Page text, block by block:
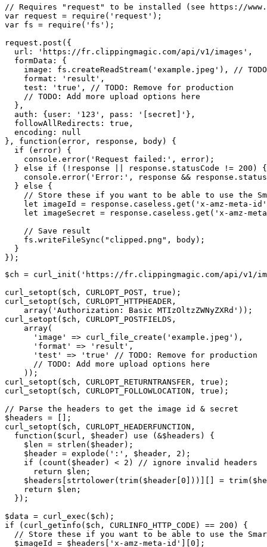
// Requires "request" to be installed (see https://
var request = require('request');
var fs = require('fs');
request.post({
  url: 'https://fr.clippingmagic.com/api/v1/images',
  formData: {
image: fs.createReadStream('example.jpeg'), //
    format: 'result',
    test: 'true', // TODO: Remove for production
    // TODO: Add more upload options here
  },
  auth: {user: '123', pass: '[secret]'},
  followAllRedirects: true,
  encoding: null
}, function(error, response, body) {
  if (error) {
    console.error('Request failed:', error);
  } else if (!response || response.statusCode != 200) {
console.error('Error:', response &&
  } else {
// Store these if you want to be able to use the
let imageId = response.caseless.get('x-amz-meta-
let imageSecret = response.caseless.get('x-amz-
    // Save result
    fs.writeFileSync("clipped.png", body);
  }
$ch = curl_init('https://fr.clippingmagic.com/api/v1/
curl_setopt($ch, CURLOPT_POST, true);
curl_setopt($ch, CURLOPT_HTTPHEADER,
    array('Authorization: Basic MTIzOltzZWNyZXRd'));
curl_setopt($ch, CURLOPT_POSTFIELDS,
    array(
      'image' => curl_file_create('example.jpeg'),
      'format' => 'result',
      'test' => 'true' // TODO: Remove for production
      // TODO: Add more upload options here
    ));
curl_setopt($ch, CURLOPT_RETURNTRANSFER, true);
curl_setopt($ch, CURLOPT_FOLLOWLOCATION, true);
// Parse the headers to get the image id & secret
$headers = [];
curl_setopt($ch, CURLOPT_HEADERFUNCTION,
  function($curl, $header) use (&$headers) {
    $len = strlen($header);
    $header = explode(':', $header, 2);
    if (count($header) < 2) // ignore invalid headers
      return $len;
$headers[strtolower(trim($header[0]))][] =
    return $len;
  });
$data = curl_exec($ch);
if (curl_getinfo($ch, CURLINFO_HTTP_CODE) == 200) {
// Store these if you want to be able to use the
  $imageId = $headers['x-amz-meta-id'][0];